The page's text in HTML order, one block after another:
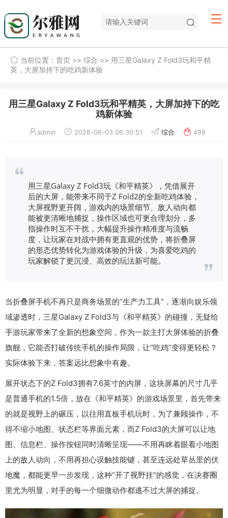
当前位置： 首页 >> 综合 >> 用三星Galaxy Z Fold3玩和平精
英，大屏加持下的吃鸡新体验
用三星Galaxy Z Fold3玩和平精英，大屏加持下的吃
鸡新体验
admin 2026-06-03 06:30:51 综合 499
用三星Galaxy Z Fold3玩《和平精英》，凭借展开
后的大屏，能带来不同于Z Fold2的全新吃鸡体验，
大屏视野更开阔，游戏内的场景细节、敌人动向都
能被更清晰地捕捉，操作区域也可更合理划分，多
指操作时互不干扰，大幅提升操作精准度与流畅
度，让玩家在对战中拥有更直观的优势，将折叠屏
的形态优势转化为游戏体验的升级，为喜爱吃鸡的
玩家解锁了更沉浸、高效的玩法新可能。
当折叠屏手机不再只是商务场景的“生产力工具”，逐渐向娱乐领
域渗透时，三星Galaxy Z Fold3与《和平精英》的碰撞，无疑给
手游玩家带来了全新的想象空间，作为一款主打大屏体验的折叠
旗舰，它能否打破传统手机的操作局限，让“吃鸡”变得更轻松？
实际体验下来，答案远比想象中有趣。
展开状态下的Z Fold3拥有7.6英寸的内屏，这块屏幕的尺寸几乎
是普通手机的1.5倍，放在《和平精英》的游戏场景里，首先带来
的就是视野上的碾压，以往用直板手机玩时，为了兼顾操作，不
得不缩小地图、状态栏等界面元素，而Z Fold3的大屏可以让地
图、信息栏、操作按钮同时清晰呈现——不用再眯着眼看小地图
上的敌人动向，不用再担心误触技能键，甚至连远处草丛里的伏
地魔，都能更早一步发现，这种“开了视野挂”的感觉，在决赛圈
里尤为明显，对手的每一个细微动作都逃不过大屏的捕捉。